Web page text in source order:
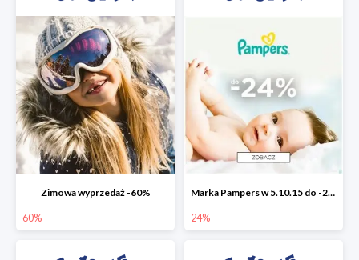
Zimowa wyprzedaż -60%
60%
Marka Pampers w 5.10.15 do -24%
24%